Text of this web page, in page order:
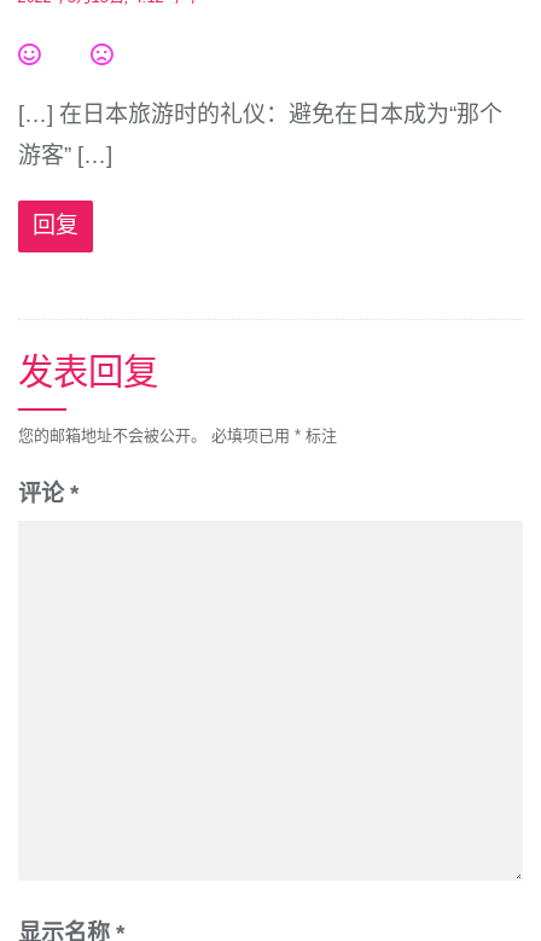
[…] 在日本旅游时的礼仪：避免在日本成为“那个
游客” […]
回复
发表回复
您的邮箱地址不会被公开。 必填项已用 * 标注
评论*
显示名称 *